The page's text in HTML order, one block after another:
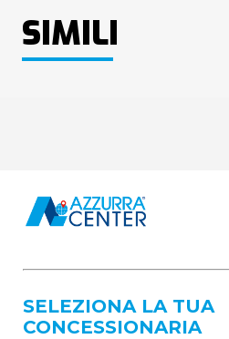
SIMILI
SELEZIONA LA TUA
CONCESSIONARIA